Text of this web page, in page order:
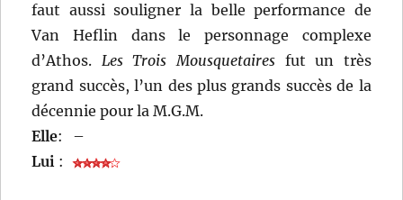
faut aussi souligner la belle performance de
Van Heflin dans le personnage complexe
d’Athos. Les Trois Mousquetaires fut un très
grand succès, l’un des plus grands succès de la
décennie pour la M.G.M.
Elle:
–
Lui :